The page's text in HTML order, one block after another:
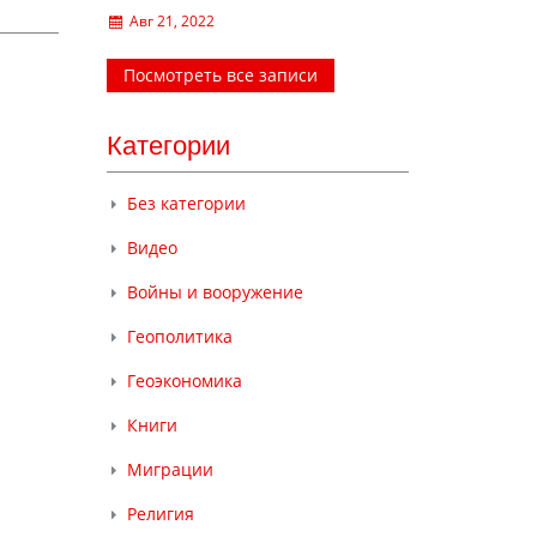
Авг 21, 2022
Посмотреть все записи
Категории
Без категории
Видео
Войны и вооружение
Геополитика
Геоэкономика
Книги
Миграции
Религия